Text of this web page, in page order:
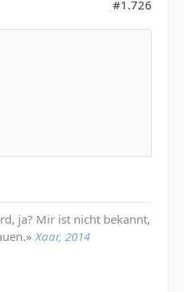
#1.726
ja? Mir ist nicht bekannt,
Xaar, 2014